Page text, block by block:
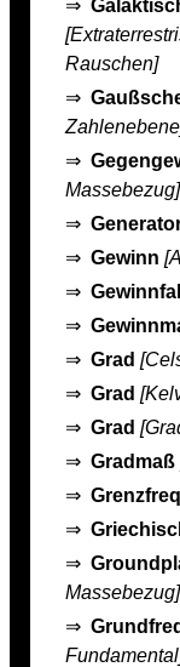
⇒
Rauschen]
⇒
⇒
Massebezug]
⇒
⇒ Gewinn
⇒
⇒
⇒ Grad
⇒ Grad
⇒ Grad
⇒ Gradmaß
⇒
⇒
⇒
Massebezug]
⇒